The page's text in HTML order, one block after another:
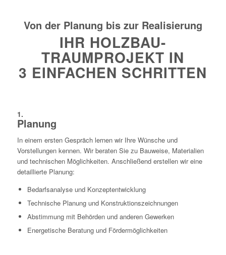
Von der Planung bis zur Realisierung
IHR HOLZBAU-
TRAUMPROJEKT IN
3 EINFACHEN SCHRITTEN
1.
Planung
In einem ersten Gespräch lernen wir Ihre Wünsche und
Vorstellungen kennen. Wir beraten Sie zu Bauweise, Materialien
und technischen Möglichkeiten. Anschließend erstellen wir eine
detaillierte Planung:
Bedarfsanalyse und Konzeptentwicklung
Technische Planung und Konstruktionszeichnungen
Abstimmung mit Behörden und anderen Gewerken
Energetische Beratung und Fördermöglichkeiten